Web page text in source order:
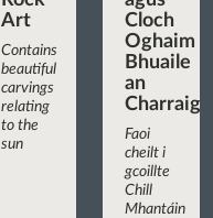
Art
Contains
beautiful
carvings
relating
to the
sun
Cloch
Oghaim
Bhuaile
an
Faoi
cheilt i
gcoillte
Chill
Mhantáin